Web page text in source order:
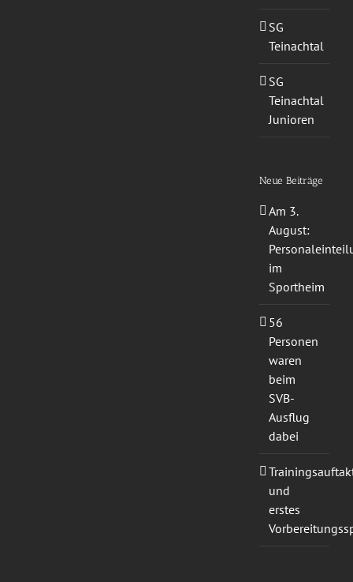
SG
Teinachtal
SG
Teinachtal
Junioren
Neue Beiträge
Am 3.
August:
im
Sportheim
56
Personen
waren
beim
SVB-
Ausflug
dabei
und
erstes